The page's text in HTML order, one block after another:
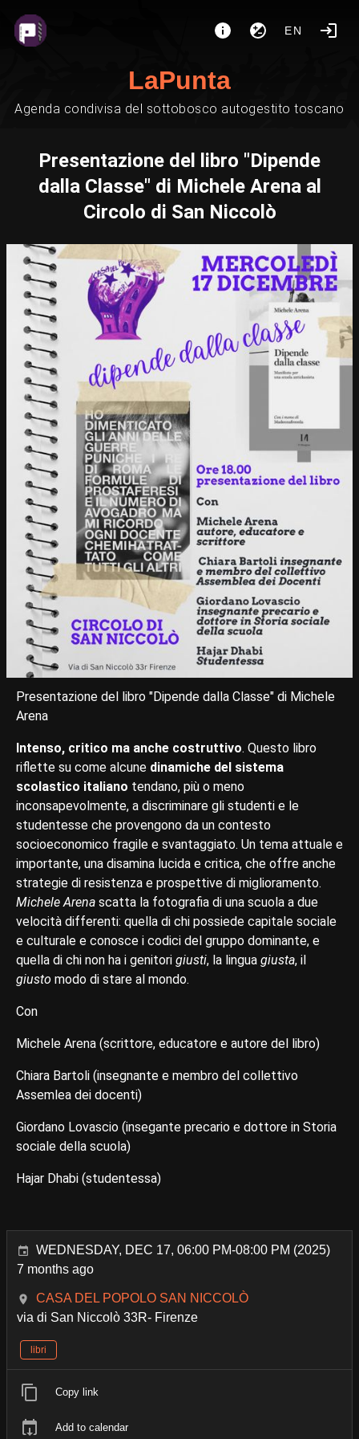
EN
LaPunta
Agenda condivisa del sottobosco autogestito toscano
Presentazione del libro "Dipende
dalla Classe" di Michele Arena al
Circolo di San Niccolò
Presentazione del libro "Dipende dalla Classe" di Michele
Arena
Intenso, critico ma anche costruttivo. Questo libro
riflette su come alcune di­namiche del sistema
scolastico italiano tendano, più o meno
inconsapevolmente, a discriminare gli studenti e le
studentesse che provengono da un contesto
socioecono­mico fragile e svantaggiato. Un tema attuale e
impor­tante, una disamina lucida e critica, che offre anche
strategie di resistenza e pro­spettive di miglioramento.
Michele Arena scatta la fotografia di una scuola a due
velocità differenti: quella di chi possiede capitale sociale
e culturale e conosce i codici del gruppo dominante, e
quella di chi non ha i genitori giusti, la lingua giusta, il
giusto modo di stare al mondo.
Con
Michele Arena (scrittore, educatore e autore del libro)
Chiara Bartoli (insegnante e membro del collettivo
Assemlea dei docenti)
Giordano Lovascio (insegante precario e dottore in Storia
sociale della scuola)
Hajar Dhabi (studentessa)
WEDNESDAY, DEC 17, 06:00 PM-08:00 PM (2025)
7 months ago
CASA DEL POPOLO SAN NICCOLÒ
via di San Niccolò 33R- Firenze
libri
Copy link
Add to calendar